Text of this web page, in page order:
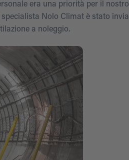
era una priorità per il
Nolo Climat è stato
a noleggio.